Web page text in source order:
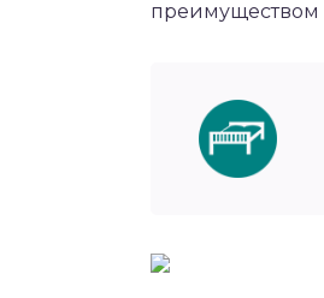
преимуществом